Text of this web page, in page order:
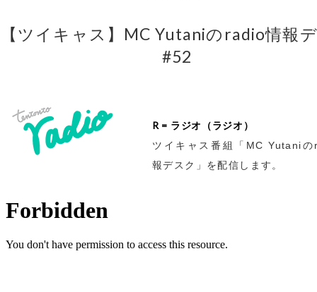
【ツイキャス】MC Yutaniのradio情報
#52
R = ラジオ（ラジオ）
ツイキャス番組「MC Yutani
報デスク」を配信します。